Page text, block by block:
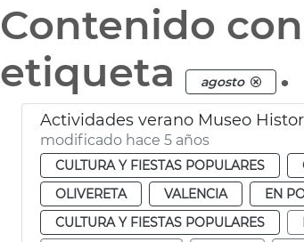
Contenido
etiqueta
agosto .
Actividades verano Museo
modificado hace 5 años
CULTURA Y FIESTAS POPULARES
OLIVERETA
VALENCIA EN
CULTURA Y FIESTAS POPULARES